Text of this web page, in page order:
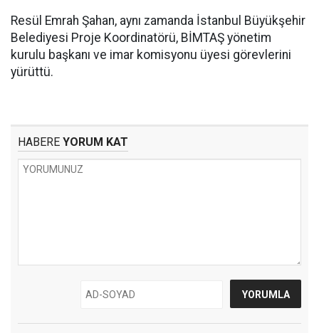
Resül Emrah Şahan, aynı zamanda İstanbul Büyükşehir
Belediyesi Proje Koordinatörü, BİMTAŞ yönetim
kurulu başkanı ve imar komisyonu üyesi görevlerini
yürüttü.
HABERE YORUM KAT